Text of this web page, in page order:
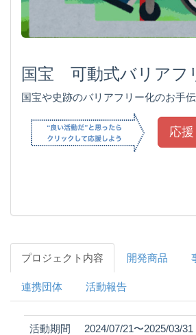
国宝 可動式バリアフ
国宝や史跡のバリアフリー化のお手
プロジェクト内容 開発商品
連携団体 活動報告
活動期間 2024/07/21〜2025/03/31